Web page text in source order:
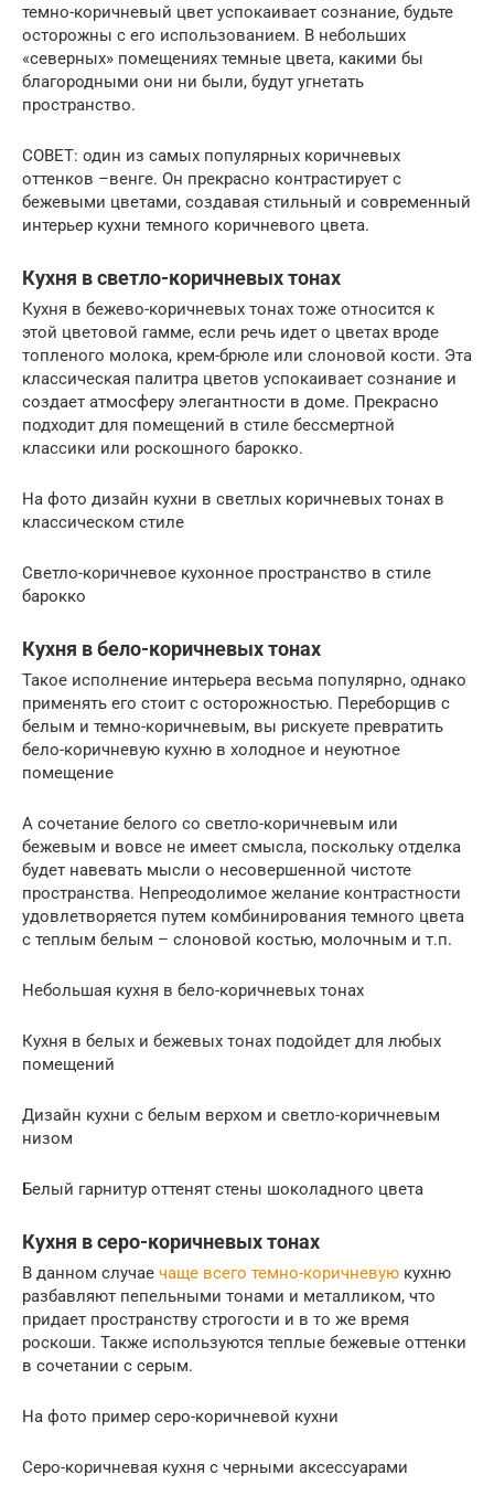
темно-коричневый цвет успокаивает сознание, будьте
осторожны с его использованием. В небольших
«северных» помещениях темные цвета, какими бы
благородными они ни были, будут угнетать
пространство.
СОВЕТ: один из самых популярных коричневых
оттенков –венге. Он прекрасно контрастирует с
бежевыми цветами, создавая стильный и современный
интерьер кухни темного коричневого цвета.
Кухня в светло-коричневых тонах
Кухня в бежево-коричневых тонах тоже относится к
этой цветовой гамме, если речь идет о цветах вроде
топленого молока, крем-брюле или слоновой кости. Эта
классическая палитра цветов успокаивает сознание и
создает атмосферу элегантности в доме. Прекрасно
подходит для помещений в стиле бессмертной
классики или роскошного барокко.
На фото дизайн кухни в светлых коричневых тонах в
классическом стиле
Светло-коричневое кухонное пространство в стиле
барокко
Кухня в бело-коричневых тонах
Такое исполнение интерьера весьма популярно, однако
применять его стоит с осторожностью. Переборщив с
белым и темно-коричневым, вы рискуете превратить
бело-коричневую кухню в холодное и неуютное
помещение
А сочетание белого со светло-коричневым или
бежевым и вовсе не имеет смысла, поскольку отделка
будет навевать мысли о несовершенной чистоте
пространства. Непреодолимое желание контрастности
удовлетворяется путем комбинирования темного цвета
с теплым белым – слоновой костью, молочным и т.п.
Небольшая кухня в бело-коричневых тонах
Кухня в белых и бежевых тонах подойдет для любых
помещений
Дизайн кухни с белым верхом и светло-коричневым
низом
Белый гарнитур оттенят стены шоколадного цвета
Кухня в серо-коричневых тонах
В данном случае чаще всего темно-коричневую кухню
разбавляют пепельными тонами и металликом, что
придает пространству строгости и в то же время
роскоши. Также используются теплые бежевые оттенки
в сочетании с серым.
На фото пример серо-коричневой кухни
Серо-коричневая кухня с черными аксессуарами